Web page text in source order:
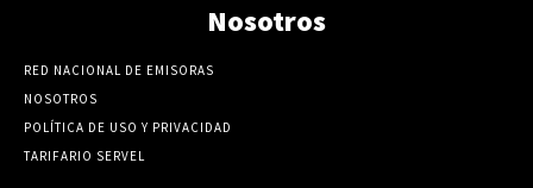
Nosotros
RED NACIONAL DE EMISORAS
NOSOTROS
POLÍTICA DE USO Y PRIVACIDAD
TARIFARIO SERVEL